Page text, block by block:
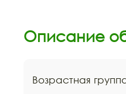
Описание
Возрастная